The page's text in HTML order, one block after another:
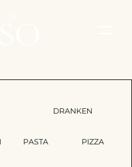
DRANKEN
PASTA PIZZA